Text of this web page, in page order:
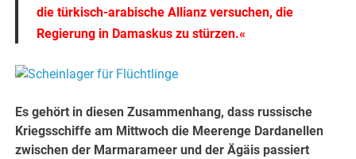
die türkisch-arabische Allianz versuchen, die
Regierung in Damaskus zu stürzen.«
Es gehört in diesen Zusammenhang, dass russische
Kriegsschiffe am Mittwoch die Meerenge Dardanellen
zwischen der Marmarameer und der Ägäis passiert